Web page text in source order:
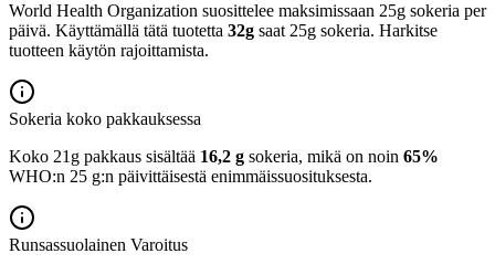
World Health Organization suosittelee maksimissaan 25g sokeria per
päivä. Käyttämällä tätä tuotetta 32g saat 25g sokeria. Harkitse
tuotteen käytön rajoittamista.
Sokeria koko pakkauksessa
Koko 21g pakkaus sisältää 16,2 g sokeria, mikä on noin 65%
WHO:n 25 g:n päivittäisestä enimmäissuosituksesta.
Runsassuolainen Varoitus